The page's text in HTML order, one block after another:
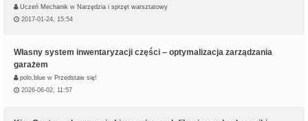
Uczeń Mechanik w Narzędzia i sprzęt warsztatowy
2017-01-24, 15:54
Własny system inwentaryzacji części – optymalizacja zarządzania
garażem
polo.blue w Przedstaw się!
2026-06-02, 11:57